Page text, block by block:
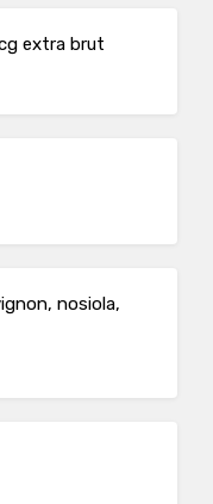
extra brut
nosiola,